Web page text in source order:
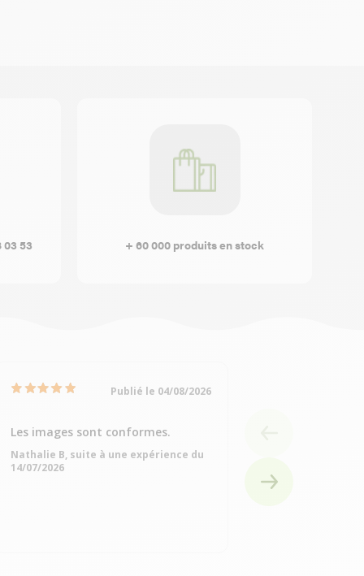
03 53 + 60 000 produits en stock
Publié le 04/08/2026
Les images sont conformes.
Nathalie B, suite à une expérience du
14/07/2026